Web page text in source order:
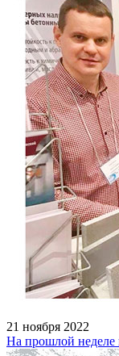
21 ноября 2022
На прошлой неделе